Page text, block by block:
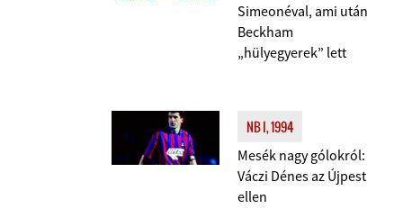
Simeonéval, ami után
Beckham
„hülyegyerek” lett
NB I, 1994
Mesék nagy gólokról:
Váczi Dénes az Újpest
ellen